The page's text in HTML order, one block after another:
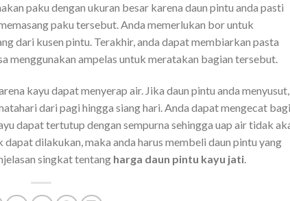
paku dengan ukuran besar karena daun pintu anda pasti
paku tersebut. Anda memerlukan bor untuk
dari kusen pintu. Terakhir, anda dapat membiarkan pasta
menggunakan ampelas untuk meratakan bagian tersebut.
kayu dapat menyerap air. Jika daun pintu anda menyusut,
dari pagi hingga siang hari. Anda dapat mengecat
dapat tertutup dengan sempurna sehingga uap air tidak
dilakukan, maka anda harus membeli daun pintu yang
singkat tentang harga daun pintu kayu jati.